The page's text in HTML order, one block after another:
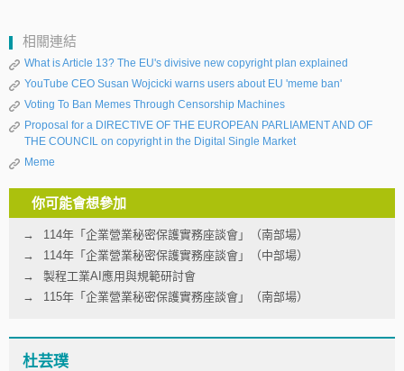
相關連結
What is Article 13? The EU's divisive new copyright plan explained
YouTube CEO Susan Wojcicki warns users about EU 'meme ban'
Voting To Ban Memes Through Censorship Machines
Proposal for a DIRECTIVE OF THE EUROPEAN PARLIAMENT AND OF
THE COUNCIL on copyright in the Digital Single Market
Meme
你可能會想參加
114年「企業營業秘密保護實務座談會」（南部場）
114年「企業營業秘密保護實務座談會」（中部場）
製程工業AI應用與規範研討會
115年「企業營業秘密保護實務座談會」（南部場）
杜芸璞